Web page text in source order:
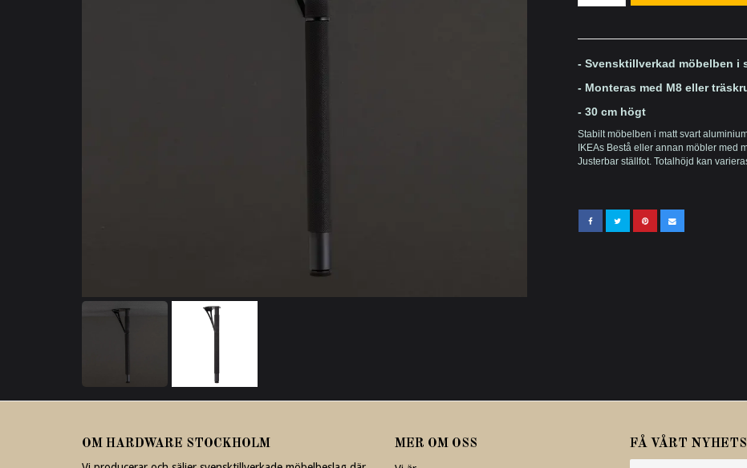
- Svensktillverkad möbelben i
- Monteras med M8 eller
- 30 cm högt
Stabilt möbelben i matt svart
IKEAs Bestå eller annan möbler med
Justerbar ställfot. Totalhöjd kan
OM HARDWARE STOCKHOLM
MER OM OSS
FÅ VÅRT